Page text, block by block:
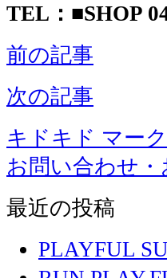
TEL：■SHOP
前の記事
次の記事
キドキド マー
お問い合わせ
最近の投稿
PLAYFUL